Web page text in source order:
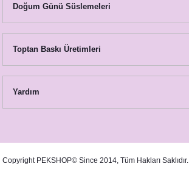
Doğum Günü Süslemeleri
Toptan Baskı Üretimleri
Yardım
Copyright PEKSHOP© Since 2014, Tüm Hakları Saklıdır.